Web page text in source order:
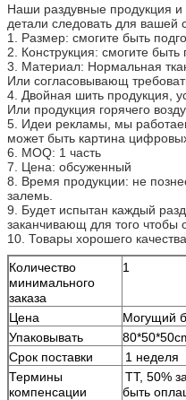
Наши раздувные продукция и
детали следовать для вашей
1. Размер: смогите быть
2. Конструкция: смогите быть
3. Материал: Нормальная
Или согласовывающ
4. Двойная шить продукция,
Или продукция горячего
5. Идеи рекламы, мы
может быть картина
6. MOQ: 1 часть
7. Цена: обсуженный
8. Время продукции: не
залемь.
9. Будет испытан каждый
заканчивающ для того чтобы
10. Товары хорошего
Количество
минимального
заказа
1
Цена
Могущий
Упаковывать
Срок поставки
1 неделя
Термины
компенсации
TT, 50%
быть